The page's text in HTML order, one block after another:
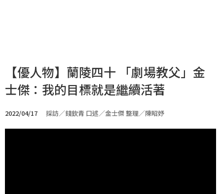
【優人物】蘭陵四十 「劇場教父」金
士傑：我的目標就是繼續活著
2022/04/17 採訪／錢欽青 口述／金士傑 整理／陳昭妤